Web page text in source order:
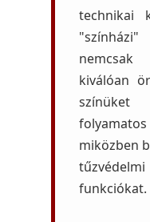
technikai
kiválóan
miközben
funkciókat.